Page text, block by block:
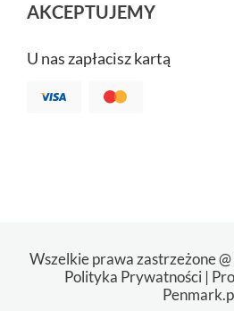
AKCEPTUJEMY
U nas zapłacisz kartą
Wszelkie prawa zastrzeżone
Polityka Prywatności |